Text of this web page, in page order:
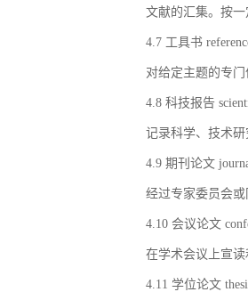
文献的汇集。按
4.7 工具书
对给定主题的专
4.8 科技报告
记录科学、技术
4.9 期刊论文
经过专家委员会
4.10 会议论文
在学术会议上宣
4.11 学位论文